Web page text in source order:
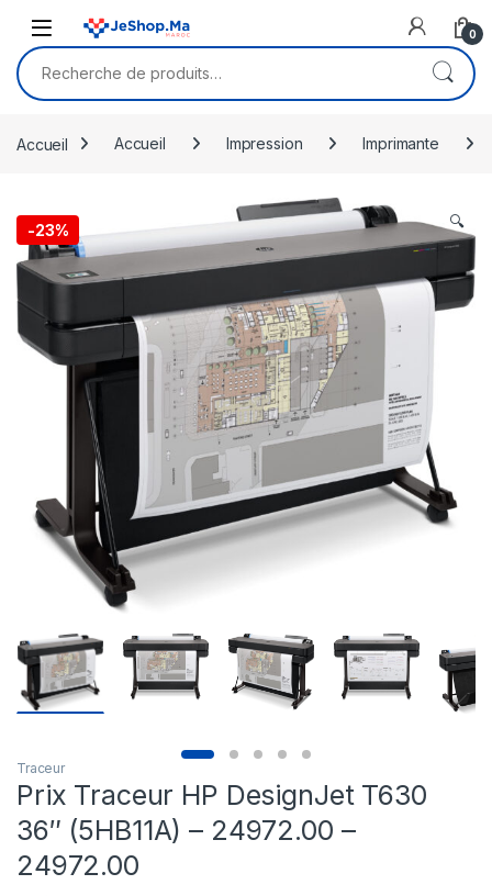
0
Recherche pour :
Accueil Accueil Impression Imprimante
-23% 🔍
Traceur
Prix Traceur HP DesignJet T630
36″ (5HB11A) – 24972.00 –
24972.00